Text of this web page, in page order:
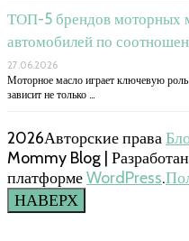
ТОП-5 брендов моторных
автомобилей по
27.06.2026
Моторное масло играет ключевую роль
зависит не только …
2026Авторские права
Mommy Blog |
платформеWordPress.
НАВЕРХ